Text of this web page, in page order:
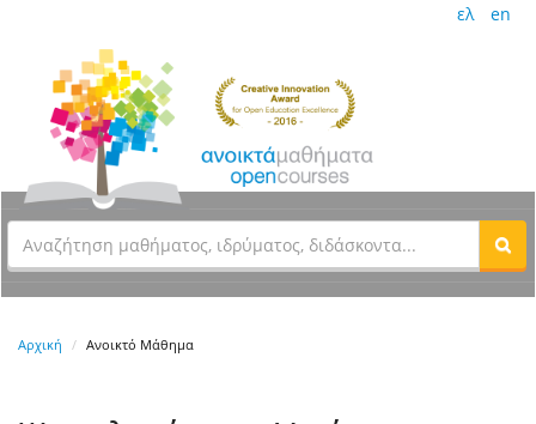
ελ en
Αρχική Ανοικτό Μάθημα